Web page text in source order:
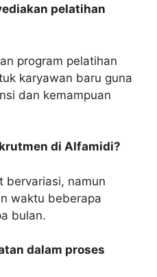
pelatihan
program pelatihan
karyawan baru guna
dan kemampuan
di Alfamidi?
bervariasi, namun
waktu beberapa
bulan.
dalam proses